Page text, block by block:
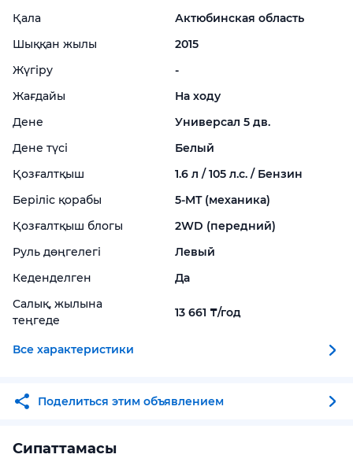
Қала
Актюбинская область
Шыққан жылы
2015
Жүгіру
-
Жағдайы
На ходу
Дене
Универсал 5 дв.
Дене түсі
Белый
Қозғалтқыш
1.6 л / 105 л.с. / Бензин
Беріліс қорабы
5-MT (механика)
Қозғалтқыш блогы
2WD (передний)
Руль дөңгелегі
Левый
Кеденделген
Да
Салық, жылына
теңгеде
13 661 ₸/год
Все характеристики
Поделиться этим объявлением
Сипаттамасы